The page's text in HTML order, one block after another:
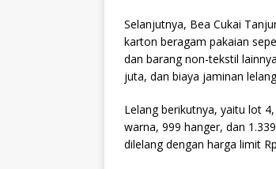
Selanjutnya, Bea Cukai
karton beragam pakaian
dan barang non-tekstil
juta, dan biaya jaminan
Lelang berikutnya, yaitu lot
warna, 999 hanger, dan
dilelang dengan harga limit